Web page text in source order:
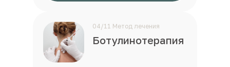
Ботулинотерапия
04/11 Метод лечения